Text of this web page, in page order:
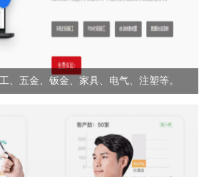
、五金、钣金、家具、电气、注塑等。